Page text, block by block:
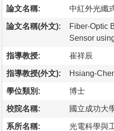
論文名稱: 中紅外光纖
論文名稱(外文):
Fiber-Optic
Sensor
指導教授: 崔祥辰
指導教授(外文): Hsiang-
學位類別: 博士
校院名稱: 國立成功大
系所名稱: 光電科學與